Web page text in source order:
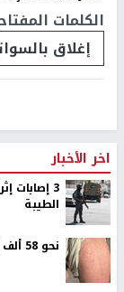
الكلمات
إغلاق
اخر الأخبار
‏3
الطيبة
نحو 58 ألف إصابة بجدري الماء في قطاع غزة منذ بداية العام